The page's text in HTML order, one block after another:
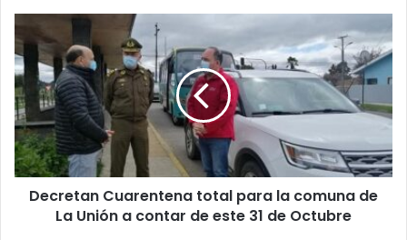
Cuarentena
total
para
la
comuna
de
La
Unión
Decretan Cuarentena total para la comuna de
La Unión a contar de este 31 de Octubre